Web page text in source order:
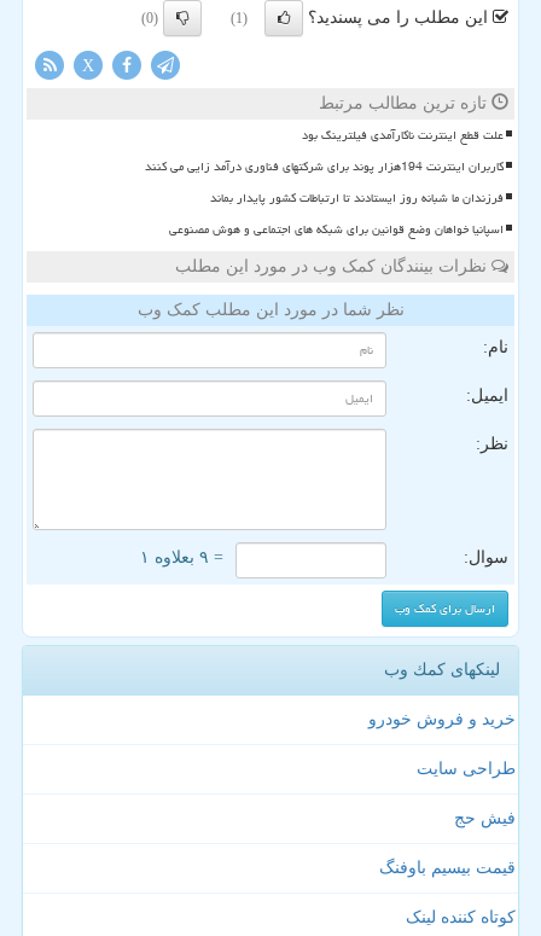
این مطلب را می پسندید؟ (1)
(0)
X
تازه ترین مطالب مرتبط
علت قطع اینترنت ناکارآمدی فیلترینگ بود
کاربران اینترنت 194هزار پوند برای شرکتهای فناوری درآمد زایی می کنند
فرزندان ما شبانه روز ایستادند تا ارتباطات کشور پایدار بماند
اسپانیا خواهان وضع قوانین برای شبکه های اجتماعی و هوش مصنوعی
نظرات بینندگان کمک وب در مورد این مطلب
نظر شما در مورد این مطلب کمک وب
نام:
ایمیل:
نظر:
سوال: = ۹ بعلاوه ۱
لینکهای كمك وب
خرید و فروش خودرو
طراحی سایت
فیش حج
قیمت بیسیم باوفنگ
کوتاه کننده لینک